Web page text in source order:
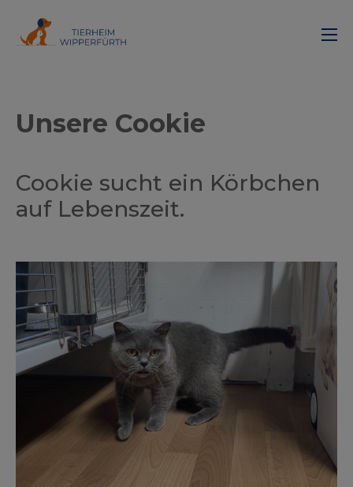
Unsere Cookie
Cookie sucht ein Körbchen
auf Lebenszeit.